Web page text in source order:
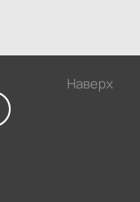
Наверх